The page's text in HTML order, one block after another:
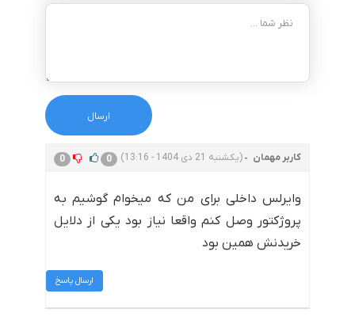
کاربر مهمان (یکشنبه 21 دی 1404 - 13:16) 0 0
وایرلس داخلی برای من که میخوام گوشیم به
پروژکتور وصل کنم واقعا نیاز بود یکی از دلایل
خریدنش همین بود
ارسال پاسخ